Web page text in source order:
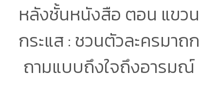
หลังชั้นหนังสือ ตอน แขวน
กระแส : ชวนตัวละครมาถก
ถามแบบถึงใจถึงอารมณ์